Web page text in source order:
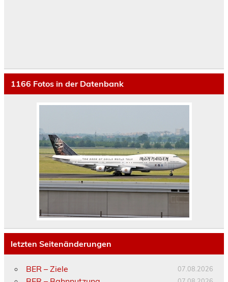
1166 Fotos in der Datenbank
letzten Seitenänderungen
BER – Ziele 07.08.2026